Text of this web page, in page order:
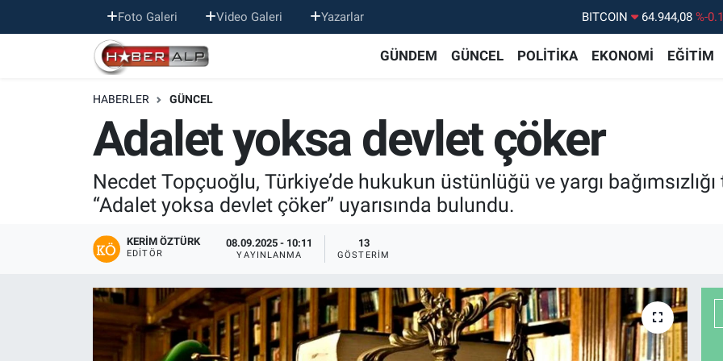
Foto Galeri Video Galeri Yazarlar DOLAR 47,7436
55,2510
%0.32
GÜNDEM GÜNCEL POLİTİKA EKONOMİ EĞİTİM
HABERLER GÜNCEL
Adalet yoksa devlet çöker
Necdet Topçuoğlu, Türkiye’de hukukun üstünlüğü ve yargı
“Adalet yoksa devlet çöker” uyarısında bulundu.
KERIM ÖZTÜRK
EDITÖR
08.09.2025 - 10:11
YAYINLANMA
13
GÖSTERIM
Nöbetçi Eczaneler
Hava Durumu
Trafik Durumu
Süper Lig Puan Durumu ve Fikstür
Son Dakika Haberleri
Haber Arşivi